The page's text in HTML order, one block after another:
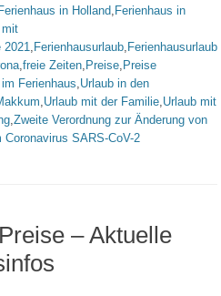
Ferienhaus in Holland, Ferienhaus in
mit
2021, Ferienhausurlaub, Ferienhausurlaub
,freie Zeiten, Preise, Preise
Ferienhaus,Urlaub in den
,Urlaub mit der Familie,Urlaub mit
,Zweite Verordnung zur Änderung von
SARS-CoV-2
– Aktuelle